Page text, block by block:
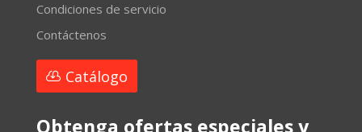
Condiciones de servicio
Contáctenos
Catálogo
Obtenga ofertas especiales y